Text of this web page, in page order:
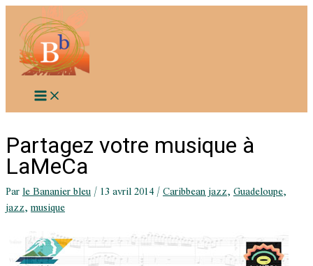
contenu
Partagez votre musique à
LaMeCa
Parle Bananier bleu/13 avril 2014/Caribbean jazz,Guadeloupe,
jazz,musique